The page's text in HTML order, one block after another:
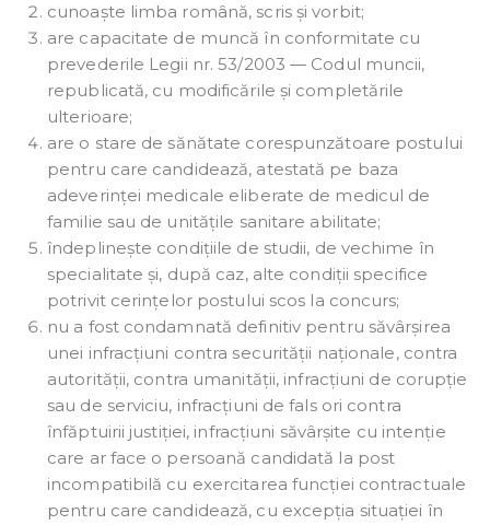
cunoaște limba română, scris și vorbit;
are capacitate de muncă în conformitate cu
prevederile Legii nr. 53/2003 — Codul muncii,
republicată, cu modificările și completările
ulterioare;
are o stare de sănătate corespunzătoare postului
pentru care candidează, atestată pe baza
adeverinței medicale eliberate de medicul de
familie sau de unitățile sanitare abilitate;
îndeplinește condițiile de studii, de vechime în
specialitate și, după caz, alte condiții specifice
potrivit cerințelor postului scos la concurs;
nu a fost condamnată definitiv pentru săvârșirea
unei infracțiuni contra securității naționale, contra
autorității, contra umanității, infracțiuni de corupție
sau de serviciu, infracțiuni de fals ori contra
înfăptuirii justiției, infracțiuni săvârșite cu intenție
care ar face o persoană candidată la post
incompatibilă cu exercitarea funcției contractuale
pentru care candidează, cu excepția situației în